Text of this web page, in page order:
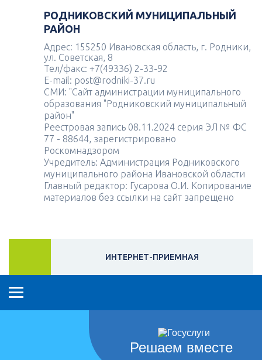
РОДНИКОВСКИЙ МУНИЦИПАЛЬНЫЙ
РАЙОН
Адрес: 155250 Ивановская область, г. Родники,
ул. Советская, 8
Тел/факс: +7(49336) 2-33-92
E-mail: post@rodniki-37.ru
СМИ: "Сайт администрации муниципального
образования "Родниковский муниципальный
район"
Реестровая запись 08.11.2024 серия ЭЛ № ФС
77 - 88644, зарегистрировано
Роскомнадзором
Учредитель: Администрация Родниковского
муниципального района Ивановской области
Главный редактор: Гусарова О.И. Копирование
материалов без ссылки на сайт запрещено
ИНТЕРНЕТ-ПРИЕМНАЯ
Решаем вместе